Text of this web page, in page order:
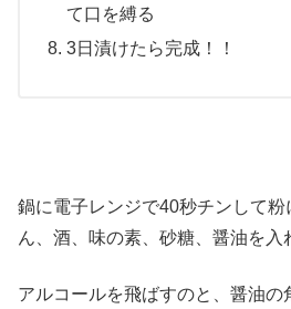
て口を縛る
3日漬けたら完成！！
鍋に電子レンジで40秒チンして粉
ん、酒、味の素、砂糖、醤油を入
アルコールを飛ばすのと、醤油の